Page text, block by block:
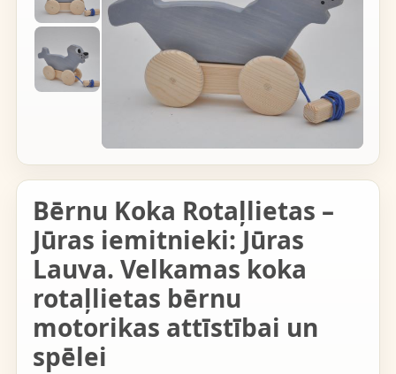
Bērnu Koka Rotaļlietas –
Jūras iemitnieki: Jūras
Lauva. Velkamas koka
rotaļlietas bērnu
motorikas attīstībai un
spēlei